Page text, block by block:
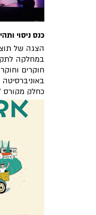
כנס ניסוי
הצגה של
במחלקה
חוקרים
כחלק מקורס
שגב. יולי 2026.